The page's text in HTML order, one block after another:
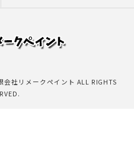
社リメークペイント ALL RIGHTS